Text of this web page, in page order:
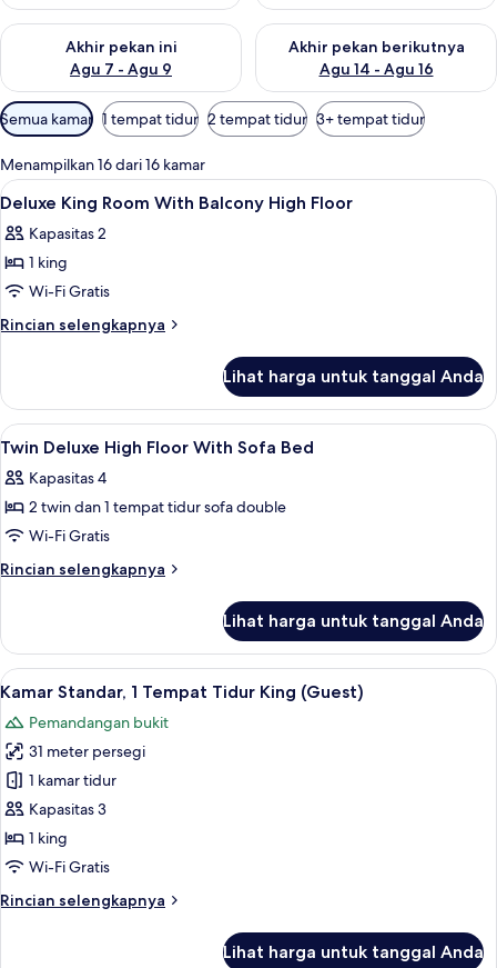
Akhir pekan ini
Agu 7 - Agu 9
Periksa ketersediaan untuk akhir pekan ini Agu 7 - Agu 9
Akhir pekan berikutnya
Agu 14 - Agu 16
Periksa ketersediaan untuk
Filter
tersedia
untuk
kamar
Semua kamar 1 tempat tidur 2 tempat tidur 3+ tempat tidur
Menampilkan 16 dari 16 kamar
Lihat
semua
foto
untuk
Deluxe
King
Balcony
High
Floor
Brankas, meja kerja, ruang kerja
5
Deluxe King Room With Balcony High Floor
Kapasitas 2
1 king
Wi-Fi Gratis
Rincian selengkapnya
Rincian
Deluxe
King
Room
Balcony
High
Lihat harga untuk tanggal Anda
Lihat
semua
foto
untuk
Twin
Deluxe
With
Sofa
Bed
Brankas, meja kerja, ruang kerja
6
Twin Deluxe High Floor With Sofa Bed
Kapasitas 4
2 twin dan 1 tempat tidur sofa double
Wi-Fi Gratis
Rincian selengkapnya
Rincian
Twin
Deluxe
High
With
Sofa
Bed
Lihat harga untuk tanggal Anda
Lihat
semua
foto
untuk
Kamar
Standar,
1
Tempat
King
Brankas, meja kerja, ruang kerja
6
Kamar Standar, 1 Tempat Tidur King (Guest)
Pemandangan bukit
31 meter persegi
1 kamar tidur
Kapasitas 3
1 king
Wi-Fi Gratis
Rincian selengkapnya
Rincian
Lihat harga untuk tanggal Anda